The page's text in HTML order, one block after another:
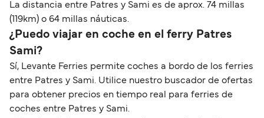
La distancia entre Patres y Sami es de aprox. 74 millas
(119km) o 64 millas náuticas.
¿Puedo viajar en coche en el ferry Patres
Sami?
Sí, Levante Ferries permite coches a bordo de los ferries
entre Patres y Sami. Utilice nuestro buscador de ofertas
para obtener precios en tiempo real para ferries de
coches entre Patres y Sami.